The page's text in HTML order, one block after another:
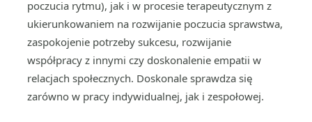
poczucia rytmu), jak i w procesie terapeutycznym z
ukierunkowaniem na rozwijanie poczucia sprawstwa,
zaspokojenie potrzeby sukcesu, rozwijanie
współpracy z innymi czy doskonalenie empatii w
relacjach społecznych. Doskonale sprawdza się
zarówno w pracy indywidualnej, jak i zespołowej.